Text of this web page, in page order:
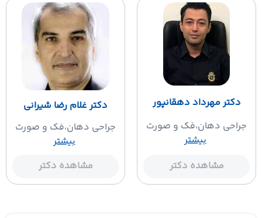
دکتر مهرداد دهقانپور
جراحی دهان،فک و صورت
بیشتر
مشاهده دکتر
دکتر غلام رضا شیرانی
جراحی دهان،فک و صورت
بیشتر
مشاهده دکتر